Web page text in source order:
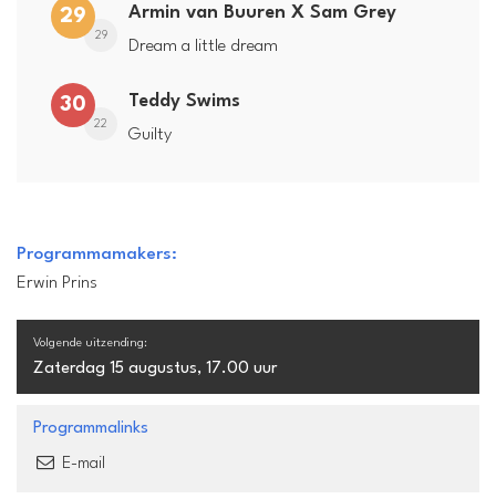
29
29
Armin van Buuren X Sam Grey
Dream a little dream
30
22
Teddy Swims
Guilty
Programmamakers:
Erwin Prins
Volgende uitzending:
Zaterdag 15 augustus, 17.00 uur
Programmalinks
E-mail